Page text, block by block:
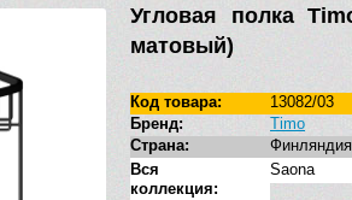
Угловая полка
матовый)
Код товара:
13082/03
Бренд:
Timo
Страна:
Финляндия
Вся
коллекция:
Saona